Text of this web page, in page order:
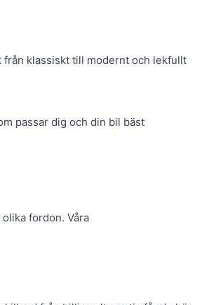
från klassiskt till modernt och lekfullt
passar dig och din bil bäst
fordon. Våra